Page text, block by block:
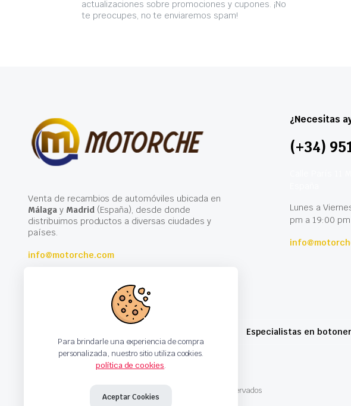
actualizaciones sobre promociones y cupones. ¡No
te preocupes, no te enviaremos spam!
Venta de recambios de automóviles ubicada en
Málagay Madrid(España), desde donde
distribuimos productos a diversas ciudades y
países.
info@motorche.com
¿Necesitas
(+34)
Lunes a
pm a 19:00 pm
Especialistas en
Copyright 2024 © Motorche Autoparts. Todos los derechos reservados
Para brindarle una experiencia de compra
personalizada, nuestro sitio utiliza cookies.
política de cookies.
Aceptar Cookies